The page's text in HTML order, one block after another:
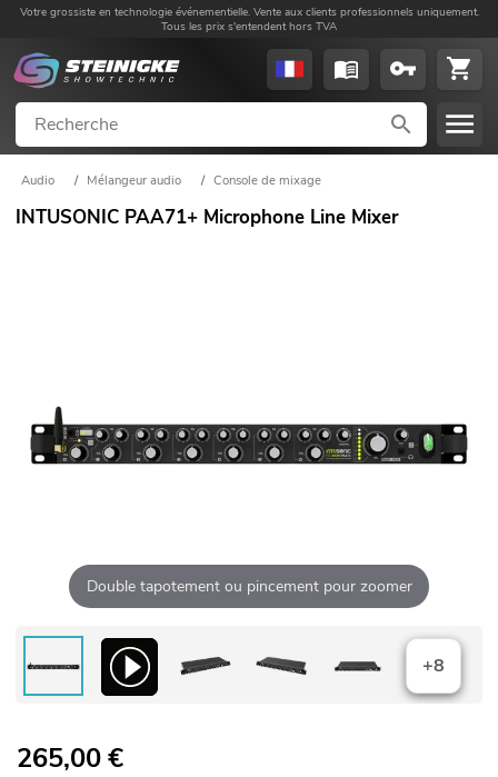
Votre grossiste en technologie événementielle. Vente aux clients professionnels uniquement.
Tous les prix s'entendent hors TVA
Audio / Mélangeur audio / Console de mixage
INTUSONIC PAA71+ Microphone Line Mixer
Double tapotement ou pincement pour zoomer
+8
265,00€